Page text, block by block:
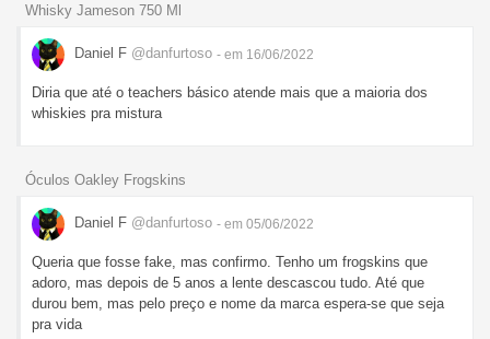
Whisky Jameson 750 Ml
Daniel F @danfurtoso - em 16/06/2022
Diria que até o teachers básico atende mais que a maioria dos
whiskies pra mistura
Óculos Oakley Frogskins
Daniel F @danfurtoso - em 05/06/2022
Queria que fosse fake, mas confirmo. Tenho um frogskins que
adoro, mas depois de 5 anos a lente descascou tudo. Até que
durou bem, mas pelo preço e nome da marca espera-se que seja
pra vida